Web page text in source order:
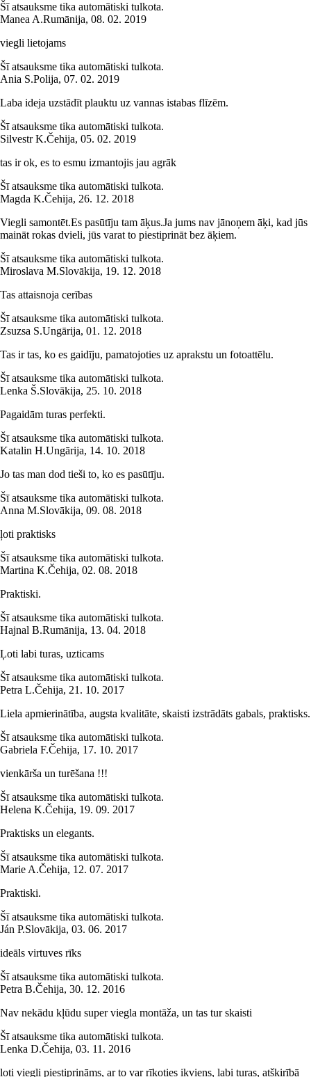
Šī atsauksme tika automātiski tulkota.
Manea A.Rumānija, 08. 02. 2019
viegli lietojams
Šī atsauksme tika automātiski tulkota.
Ania S.Polija, 07. 02. 2019
Laba ideja uzstādīt plauktu uz vannas istabas flīzēm.
Šī atsauksme tika automātiski tulkota.
Silvestr K.Čehija, 05. 02. 2019
tas ir ok, es to esmu izmantojis jau agrāk
Šī atsauksme tika automātiski tulkota.
Magda K.Čehija, 26. 12. 2018
Viegli samontēt.Es pasūtīju tam āķus.Ja jums nav jānoņem āķi, kad jūs
maināt rokas dvieli, jūs varat to piestiprināt bez āķiem.
Šī atsauksme tika automātiski tulkota.
Miroslava M.Slovākija, 19. 12. 2018
Tas attaisnoja cerības
Šī atsauksme tika automātiski tulkota.
Zsuzsa S.Ungārija, 01. 12. 2018
Tas ir tas, ko es gaidīju, pamatojoties uz aprakstu un fotoattēlu.
Šī atsauksme tika automātiski tulkota.
Lenka Š.Slovākija, 25. 10. 2018
Pagaidām turas perfekti.
Šī atsauksme tika automātiski tulkota.
Katalin H.Ungārija, 14. 10. 2018
Jo tas man dod tieši to, ko es pasūtīju.
Šī atsauksme tika automātiski tulkota.
Anna M.Slovākija, 09. 08. 2018
ļoti praktisks
Šī atsauksme tika automātiski tulkota.
Martina K.Čehija, 02. 08. 2018
Praktiski.
Šī atsauksme tika automātiski tulkota.
Hajnal B.Rumānija, 13. 04. 2018
Ļoti labi turas, uzticams
Šī atsauksme tika automātiski tulkota.
Petra L.Čehija, 21. 10. 2017
Liela apmierinātība, augsta kvalitāte, skaisti izstrādāts gabals, praktisks.
Šī atsauksme tika automātiski tulkota.
Gabriela F.Čehija, 17. 10. 2017
vienkārša un turēšana !!!
Šī atsauksme tika automātiski tulkota.
Helena K.Čehija, 19. 09. 2017
Praktisks un elegants.
Šī atsauksme tika automātiski tulkota.
Marie A.Čehija, 12. 07. 2017
Praktiski.
Šī atsauksme tika automātiski tulkota.
Ján P.Slovākija, 03. 06. 2017
ideāls virtuves rīks
Šī atsauksme tika automātiski tulkota.
Petra B.Čehija, 30. 12. 2016
Nav nekādu kļūdu super viegla montāža, un tas tur skaisti
Šī atsauksme tika automātiski tulkota.
Lenka D.Čehija, 03. 11. 2016
ļoti viegli piestiprināms, ar to var rīkoties ikviens, labi turas, atšķirībā